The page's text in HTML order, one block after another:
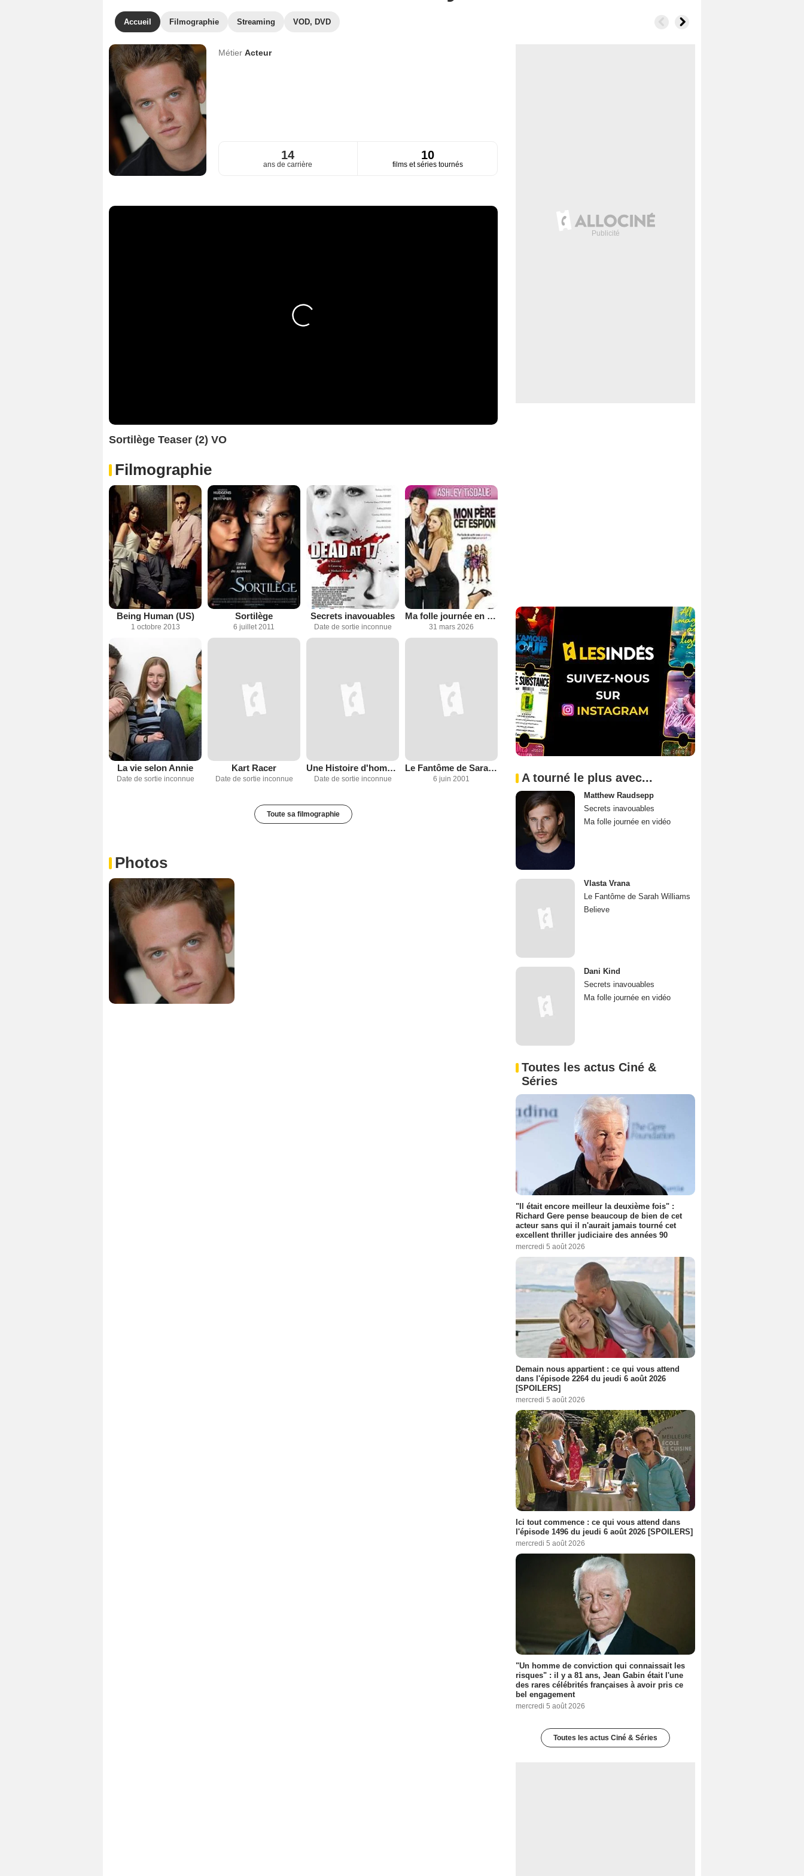
Accueil Filmographie Streaming VOD, DVD
Métier Acteur
14
ans de carrière
10
films et séries tournés
Sortilège Teaser (2) VO
Filmographie
Being Human (US)
1 octobre 2013
Sortilège
6 juillet 2011
Secrets inavouables
Date de sortie inconnue
Ma folle journée en vidéo
31 mars 2026
La vie selon Annie
Date de sortie inconnue
Kart Racer
Date de sortie inconnue
Une Histoire d'hommes
Date de sortie inconnue
Le Fantôme de Sarah Williams
6 juin 2001
Toute sa filmographie
Photos
A tourné le plus avec...
Matthew Raudsepp
Secrets inavouables
Ma folle journée en vidéo
Vlasta Vrana
Le Fantôme de Sarah Williams
Believe
Dani Kind
Secrets inavouables
Ma folle journée en vidéo
Toutes les actus Ciné &
Séries
"Il était encore meilleur la deuxième fois" :
Richard Gere pense beaucoup de bien de cet
acteur sans qui il n'aurait jamais tourné cet
excellent thriller judiciaire des années 90
mercredi 5 août 2026
Demain nous appartient : ce qui vous attend
dans l'épisode 2264 du jeudi 6 août 2026
[SPOILERS]
mercredi 5 août 2026
Ici tout commence : ce qui vous attend dans
l'épisode 1496 du jeudi 6 août 2026 [SPOILERS]
mercredi 5 août 2026
"Un homme de conviction qui connaissait les
risques" : il y a 81 ans, Jean Gabin était l'une
des rares célébrités françaises à avoir pris ce
bel engagement
mercredi 5 août 2026
Toutes les actus Ciné & Séries